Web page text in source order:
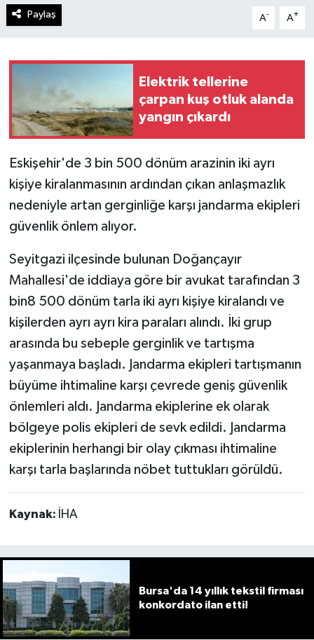
Paylaş A- A+
Elektrik tellerine
çarpan kuş otluk alanda
yangın çıkardı
Eskişehir'de 3 bin 500 dönüm arazinin iki ayrı
kişiye kiralanmasının ardından çıkan anlaşmazlık
nedeniyle artan gerginliğe karşı jandarma ekipleri
güvenlik önlem alıyor.
Seyitgazi ilçesinde bulunan Doğançayır
Mahallesi'de iddiaya göre bir avukat tarafından 3
bin8 500 dönüm tarla iki ayrı kişiye kiralandı ve
kişilerden ayrı ayrı kira paraları alındı. İki grup
arasında bu sebeple gerginlik ve tartışma
yaşanmaya başladı. Jandarma ekipleri tartışmanın
büyüme ihtimaline karşı çevrede geniş güvenlik
önlemleri aldı. Jandarma ekiplerine ek olarak
bölgeye polis ekipleri de sevk edildi. Jandarma
ekiplerinin herhangi bir olay çıkması ihtimaline
karşı tarla başlarında nöbet tuttukları görüldü.
Kaynak: İHA
Bursa'da 14 yıllık tekstil firması
konkordato ilan etti!